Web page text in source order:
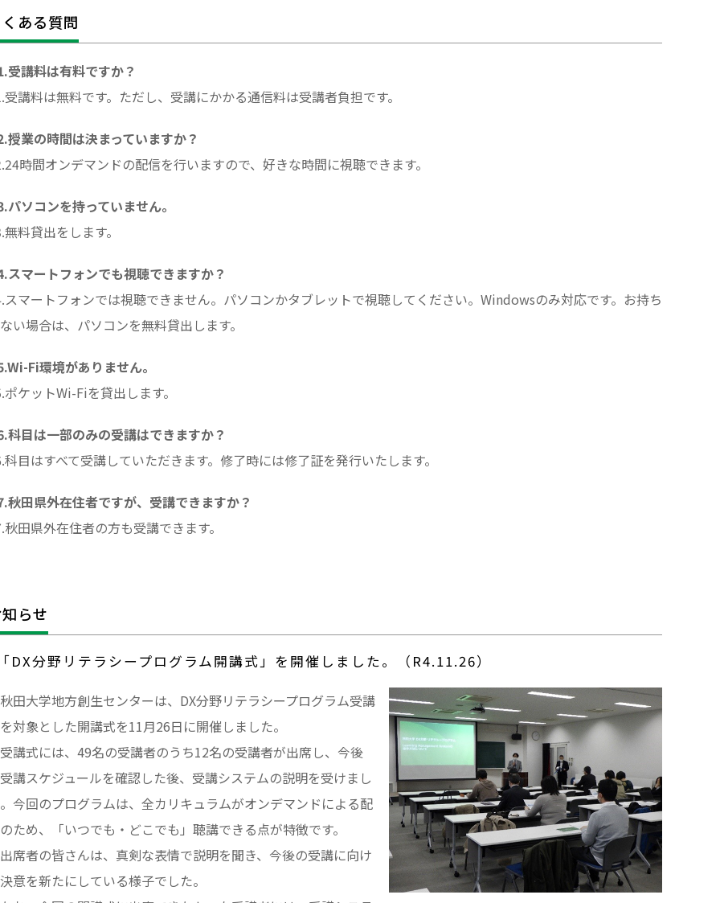
ある質問
受講料は有料ですか？
受講料は無料です。ただし、受講にかかる通信料は受講者負担です。
授業の時間は決まっていますか？
時間オンデマンドの配信を行いますので、好きな時間に視聴できます。
パソコンを持っていません。
無料貸出をします。
スマートフォンでも視聴できますか？
スマートフォンでは視聴できません。パソコンかタブレットで視聴してください。Windowsのみ対応です。お持ち
い場合は、パソコンを無料貸出します。
Fi環境がありません。
ポケットWi-Fiを貸出します。
科目は一部のみの受講はできますか？
科目はすべて受講していただきます。修了時には修了証を発行いたします。
秋田県外在住者ですが、受講できますか？
秋田県外在住者の方も受講できます。
らせ
「DX分野リテラシープログラム開講式」を開催しました。（R4.11.26）
田大学地方創生センターは、DX分野リテラシープログラム受講
対象とした開講式を11月26日に開催しました。
講式には、49名の受講者のうち12名の受講者が出席し、今後
講スケジュールを確認した後、受講システムの説明を受けまし
今回のプログラムは、全カリキュラムがオンデマンドによる配
ため、「いつでも・どこでも」聴講できる点が特徴です。
席者の皆さんは、真剣な表情で説明を聞き、今後の受講に向け
意を新たにしている様子でした。